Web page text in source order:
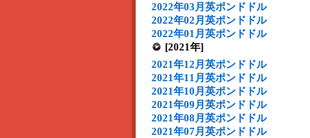
2022年03月英ポンドドル
2022年02月英ポンドドル
2022年01月英ポンドドル
[2021年]
2021年12月英ポンドドル
2021年11月英ポンドドル
2021年10月英ポンドドル
2021年09月英ポンドドル
2021年08月英ポンドドル
2021年07月英ポンドドル